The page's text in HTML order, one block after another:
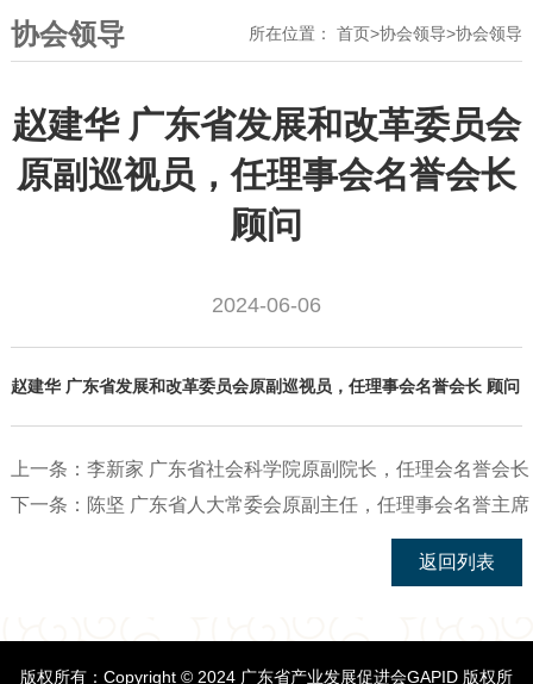
协会领导 所在位置： 首页>协会领导>协会领导
赵建华 广东省发展和改革委员会
原副巡视员，任理事会名誉会长
顾问
2024-06-06
赵建华 广东省发展和改革委员会原副巡视员，任理事会名誉会长 顾问
上一条： 李新家 广东省社会科学院原副院长，任理会名誉会长
下一条： 陈坚 广东省人大常委会原副主任，任理事会名誉主
返回列表
版权所有：Copyright © 2024 广东省产业发展促进会GAPID 版权所